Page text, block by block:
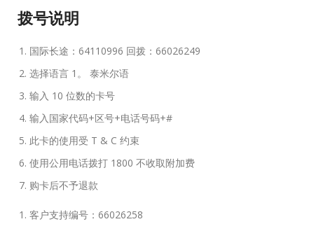
拨号说明
国际长途：64110996 回拨：66026249
选择语言 1。 泰米尔语
输入 10 位数的卡号
输入国家代码+区号+电话号码+#
此卡的使用受 T & C 约束
使用公用电话拨打 1800 不收取附加费
购卡后不予退款
客户支持编号：66026258